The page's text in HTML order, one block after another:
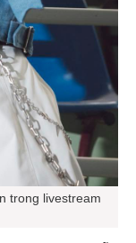
trong livestream